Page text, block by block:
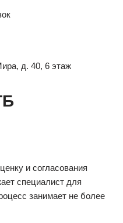
д. 40, 6 этаж
и согласования
специалист для
занимает не более